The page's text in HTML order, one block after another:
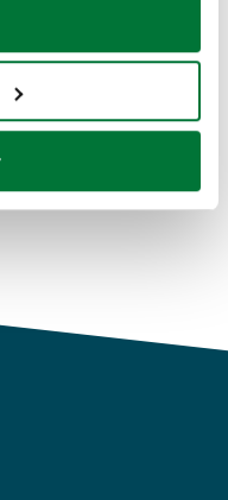
ubicación geográfica
activamente
(huellas
se procesan sus
del sitio web con
publicidad y análisis